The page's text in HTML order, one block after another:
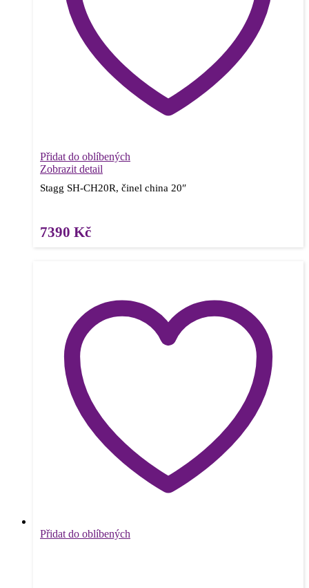
Přidat do oblíbených
Zobrazit detail
Stagg SH-CH20R, činel china 20″
7390 Kč
Přidat do oblíbených